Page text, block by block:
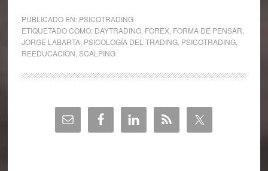
PUBLICADO EN: PSICOTRADING
ETIQUETADO COMO: DAYTRADING, FOREX, FORMA DE PENSAR
JORGE LABARTA, PSICOLOGÍA DEL TRADING, PSICOTRADING,
REEDUCACIÓN SCALPING
Barra
lateral